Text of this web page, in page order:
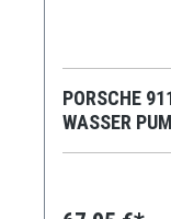
PORSCHE
WASSER